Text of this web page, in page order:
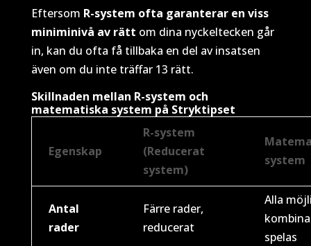
Eftersom R-system ofta garanterar en viss
miniminivå av rätt om dina nyckeltecken går
in, kan du ofta få tillbaka en del av insatsen
även om du inte träffar 13 rätt.
Skillnaden mellan R-system och
matematiska system på Stryktipset
Egenskap
R-system
(Reducerat
system)
system
Antal
rader
Färre rader,
reducerat
Alla
spelas